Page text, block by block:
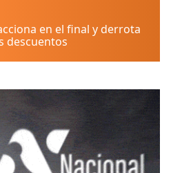
en el final y derrota
descuentos